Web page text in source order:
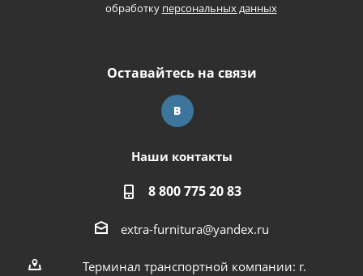
обработку персональных данных
Оставайтесь на связи
Наши контакты
8 800 775 20 83
extra-furnitura@yandex.ru
Терминал транспортной компании: г.